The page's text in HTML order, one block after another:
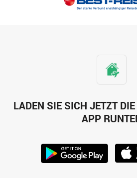
LADEN SIE SICH JETZT
APP